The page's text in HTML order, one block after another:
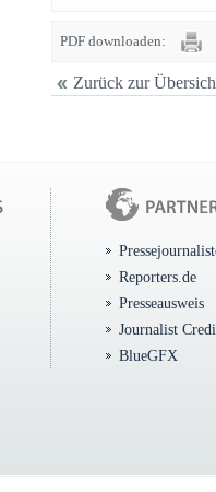
PDF downloaden:
Zurück zur
Reporters.de
Presseausweis
Journalist
BlueGFX